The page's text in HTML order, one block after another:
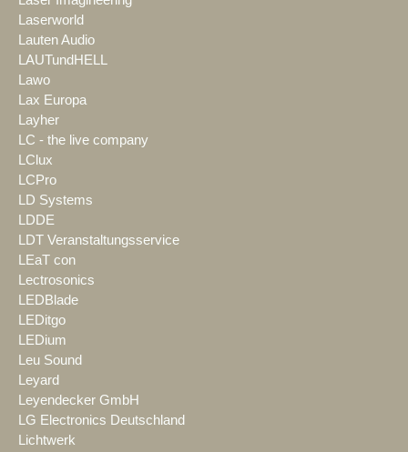
Laserworld
Lauten Audio
LAUTundHELL
Lawo
Lax Europa
Layher
LC - the live company
LClux
LCPro
LD Systems
LDDE
LDT Veranstaltungsservice
LEaT con
Lectrosonics
LEDBlade
LEDitgo
LEDium
Leu Sound
Leyard
Leyendecker GmbH
LG Electronics Deutschland
Lichtwerk